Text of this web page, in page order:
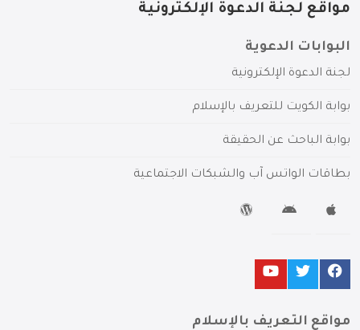
مواقع لجنة الدعوة الإلكترونية
البوابات الدعوية
لجنة الدعوة الإلكترونية
بوابة الكويت للتعريف بالإسلام
بوابة الباحث عن الحقيقة
بطاقات الواتس آب والشبكات الاجتماعية
مواقع التعريف بالإسلام